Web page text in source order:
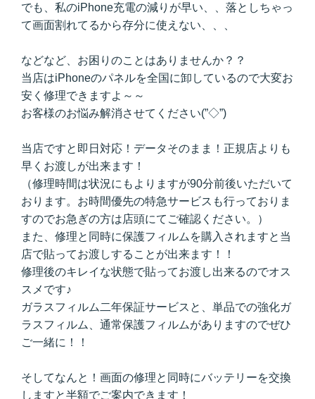
でも、私のiPhone充電の減りが早い、、落としちゃっ
て画面割れてるから存分に使えない、、、
などなど、お困りのことはありませんか？？
当店はiPhoneのパネルを全国に卸しているので大変お
安く修理できますよ～～
お客様のお悩み解消させてください(”◇”)ゞ
当店ですと即日対応！データそのまま！正規店よりも
早くお渡しが出来ます！
（修理時間は状況にもよりますが90分前後いただいて
おります。お時間優先の特急サービスも行っておりま
すのでお急ぎの方は店頭にてご確認ください。）
また、修理と同時に保護フィルムを購入されますと当
店で貼ってお渡しすることが出来ます！！
修理後のキレイな状態で貼ってお渡し出来るのでオス
スメです♪
ガラスフィルム二年保証サービスと、単品での強化ガ
ラスフィルム、通常保護フィルムがありますのでぜひ
ご一緒に！！
そしてなんと！画面の修理と同時にバッテリーを交換
しますと半額でご案内できます！